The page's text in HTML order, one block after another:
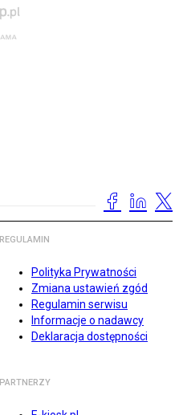
REGULAMIN
Polityka Prywatności
Zmiana ustawień zgód
Regulamin serwisu
Informacje o nadawcy
Deklaracja dostępności
PARTNERZY